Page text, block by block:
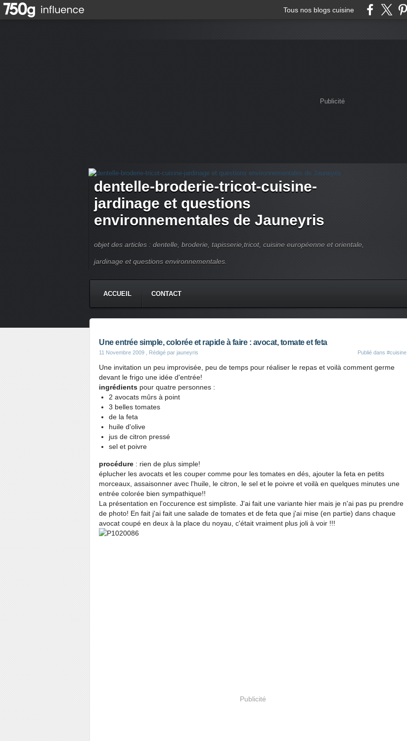
Tous nos blogs cuisine
Publicité
dentelle-broderie-tricot-cuisine-
jardinage et questions
environnementales de Jauneyris
objet des articles : dentelle, broderie, tapisserie,tricot, cuisine européenne et orientale,
jardinage et questions environnementales.
ACCUEIL CONTACT
Une entrée simple, colorée et rapide à faire : avocat, tomate et feta
11 Novembre 2009 , Rédigé par jauneyris Publié dans #cuisine
Une invitation un peu improvisée, peu de temps pour réaliser le repas et voilà comment germe
devant le frigo une idée d'entrée!
ingrédients pour quatre personnes :
2 avocats mûrs à point
3 belles tomates
de la feta
huile d'olive
jus de citron pressé
sel et poivre
procédure : rien de plus simple!
éplucher les avocats et les couper comme pour les tomates en dés, ajouter la feta en petits
morceaux, assaisonner avec l'huile, le citron, le sel et le poivre et voilà en quelques minutes une
entrée colorée bien sympathique!!
La présentation en l'occurence est simpliste. J'ai fait une variante hier mais je n'ai pas pu prendre
de photo! En fait j'ai fait une salade de tomates et de feta que j'ai mise (en partie) dans chaque
avocat coupé en deux à la place du noyau, c'était vraiment plus joli à voir !!!
Publicité